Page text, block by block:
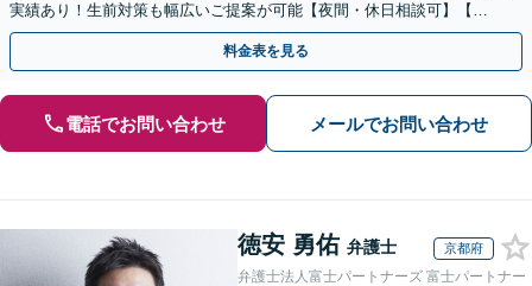
実績あり！生前対策も幅広いご提案が可能【夜間・休日相談可】【完
全個室】
料金表を見る
電話でお問い合わせ メールでお問い合わせ
徳安 勇佑 弁護士 京都府
弁護士法人富士パートナーズ 富士パートナー